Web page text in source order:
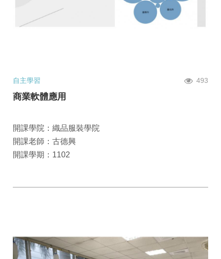
自主學習 493
商業軟體應用
開課學院：織品服裝學院
開課老師：古德興
開課學期：1102